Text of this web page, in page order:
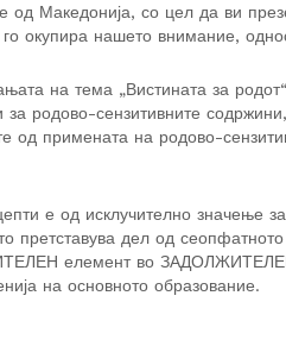
од Македонија, со цел да ви
окупира нашето внимание,
на тема „Вистината за
за родово-сензитивните
од примената на родово-
е од исклучително значење
претставува дел од
елемент во
на основното образование.